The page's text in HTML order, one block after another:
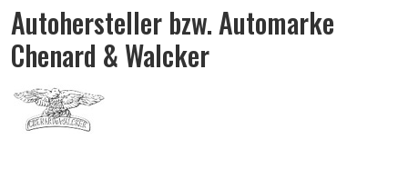
Autohersteller bzw. Automarke
Chenard & Walcker